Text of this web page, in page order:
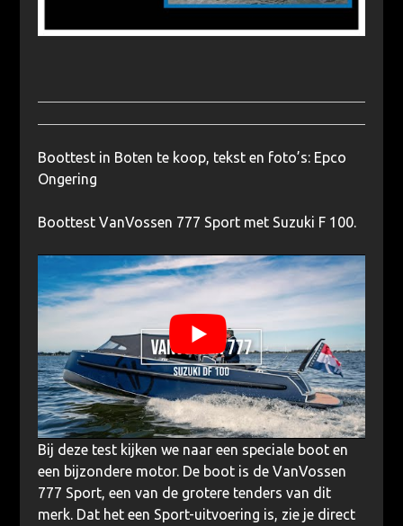
Boottest in Boten te koop, tekst en foto’s: Epco
Ongering
Boottest VanVossen 777 Sport met Suzuki F 100.
Bij deze test kijken we naar een speciale boot en
een bijzondere motor. De boot is de VanVossen
777 Sport, een van de grotere tenders van dit
merk. Dat het een Sport-uitvoering is, zie je direct